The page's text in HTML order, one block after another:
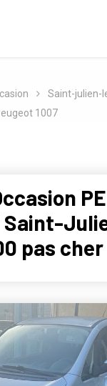
Saint-julien-
1007
Saint-
pas cher